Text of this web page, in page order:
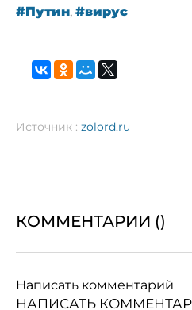
#Путин, #вирус
Источник : zolord.ru
КОММЕНТАРИИ ()
Написать комментарий
НАПИСАТЬ